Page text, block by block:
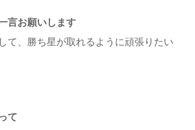
言お願いします
て、勝ち星が取れるように頑張りたい
て